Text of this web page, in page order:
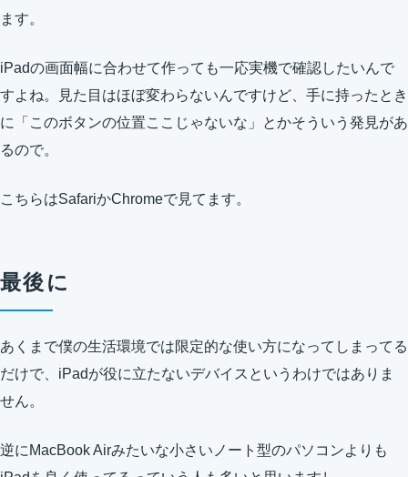
ます。
iPadの画面幅に合わせて作っても一応実機で確認したいんで
すよね。見た目はほぼ変わらないんですけど、手に持ったとき
に「このボタンの位置ここじゃないな」とかそういう発見があ
るので。
こちらはSafariかChromeで見てます。
最後に
あくまで僕の生活環境では限定的な使い方になってしまってる
だけで、iPadが役に立たないデバイスというわけではありま
せん。
逆にMacBook Airみたいな小さいノート型のパソコンよりも